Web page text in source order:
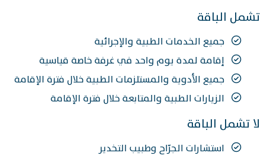
تشمل الباقة
جميع الخدمات الطبية والإجرائية
إقامة لمدة يوم واحد في غرفة خاصة قياسية
جميع الأدوية والمستلزمات الطبية خلال فترة الإقامة
الزيارات الطبية والمتابعة خلال فترة الإقامة
لا تشمل الباقة
استشارات الجرّاح وطبيب التخدير